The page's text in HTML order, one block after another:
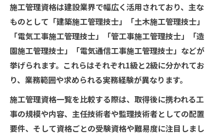
施工管理資格は建設業界で幅広く活用されており、主な
ものとして「建築施工管理技士」「土木施工管理技士」
「電気工事施工管理技士」「管工事施工管理技士」「造
園施工管理技士」「電気通信工事施工管理技士」などが
挙げられます。これらはそれぞれ1級と2級に分かれてお
り、業務範囲や求められる実務経験が異なります。
施工管理資格一覧を比較する際は、取得後に携われる工
事の規模や内容、主任技術者や監理技術者としての配置
要件、そして資格ごとの受験資格や難易度に注目しまし